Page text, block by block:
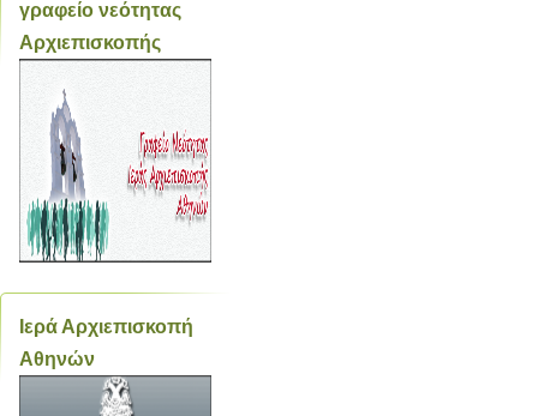
γραφείο νεότητας
Αρχιεπισκοπής
Ιερά Αρχιεπισκοπή
Αθηνών